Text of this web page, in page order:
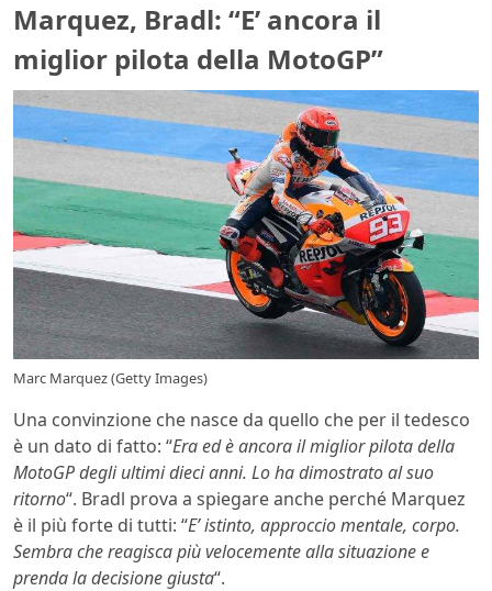
Marquez, Bradl: “E’ ancora il
miglior pilota della MotoGP”
Marc Marquez (Getty Images)
Una convinzione che nasce da quello che per il tedesco
è un dato di fatto: “Era ed è ancora il miglior pilota della
MotoGP degli ultimi dieci anni. Lo ha dimostrato al suo
ritorno“. Bradl prova a spiegare anche perché Marquez
è il più forte di tutti: “E’ istinto, approccio mentale, corpo.
Sembra che reagisca più velocemente alla situazione e
prenda la decisione giusta“.